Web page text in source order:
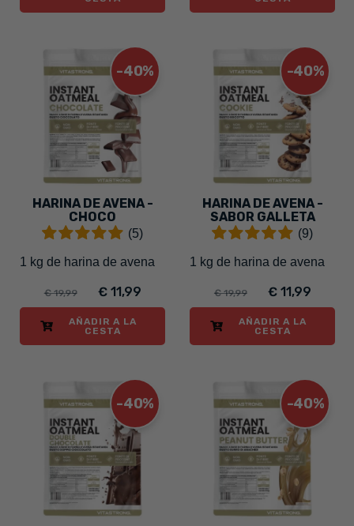
-40%
HARINA DE AVENA -
CHOCO
(5)
1 kg de harina de avena
€ 19,99 € 11,99
AÑADIR A LA
CESTA
-40%
HARINA DE AVENA -
SABOR GALLETA
(9)
1 kg de harina de avena
€ 19,99 € 11,99
AÑADIR A LA
CESTA
-40% -40%